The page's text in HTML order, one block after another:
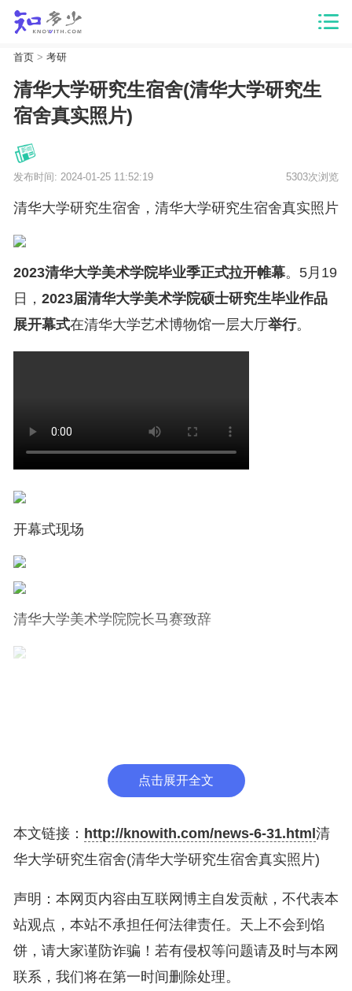
首页> 考研
清华大学研究生宿舍(清华大学研究生
宿舍真实照片)
发布时间: 2024-01-25 11:52:19 5303次浏览
清华大学研究生宿舍，清华大学研究生宿舍真实照片
2023清华大学美术学院毕业季正式拉开帷幕。5月19
日， 2023届清华大学美术学院硕士研究生毕业作品
展开幕式在清华大学艺术博物馆一层大厅举行。
开幕式现场
清华大学美术学院院长马赛致辞
清华大学美术学院基础教研室教授邱松致辞
清华大学美术学院基础教研室 教授 邱松作为指导教
师代表，对毕业生们的未来发展提出了建议和指导。
他以老子的“水”与“谷”为喻，鼓励毕业生们心怀博
大，在创造伟大成就的同时也能够做到“上善若水”。
清华大学美术学院绘画系硕士生陈晓萌致辞
点击展开全文
本文链接： http://knowith.com/news-6-31.html 清
华大学研究生宿舍(清华大学研究生宿舍真实照片)
声明：本网页内容由互联网博主自发贡献，不代表本
站观点，本站不承担任何法律责任。天上不会到馅
饼，请大家谨防诈骗！若有侵权等问题请及时与本网
联系，我们将在第一时间删除处理。